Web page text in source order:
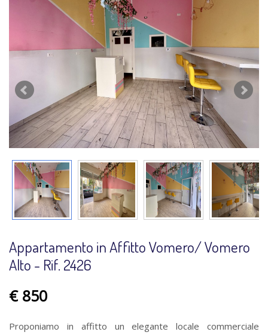
Appartamento in Affitto Vomero/ Vomero
Alto - Rif. 2426
€ 850
Proponiamo in affitto un elegante locale commerciale